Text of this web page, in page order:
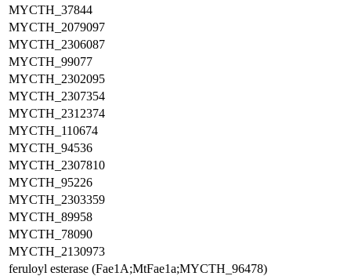
MYCTH_37844
MYCTH_2079097
MYCTH_2306087
MYCTH_99077
MYCTH_2302095
MYCTH_2307354
MYCTH_2312374
MYCTH_110674
MYCTH_94536
MYCTH_2307810
MYCTH_95226
MYCTH_2303359
MYCTH_89958
MYCTH_78090
MYCTH_2130973
feruloyl esterase (Fae1A;MtFae1a;MYCTH_96478)